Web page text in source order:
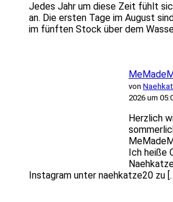
Jedes Jahr um diese Zeit fühlt
an. Die ersten Tage im August
im fünften Stock über dem
von
2026 um
Herzlich
Ich heiße
Instagram unter naehkatze20 zu